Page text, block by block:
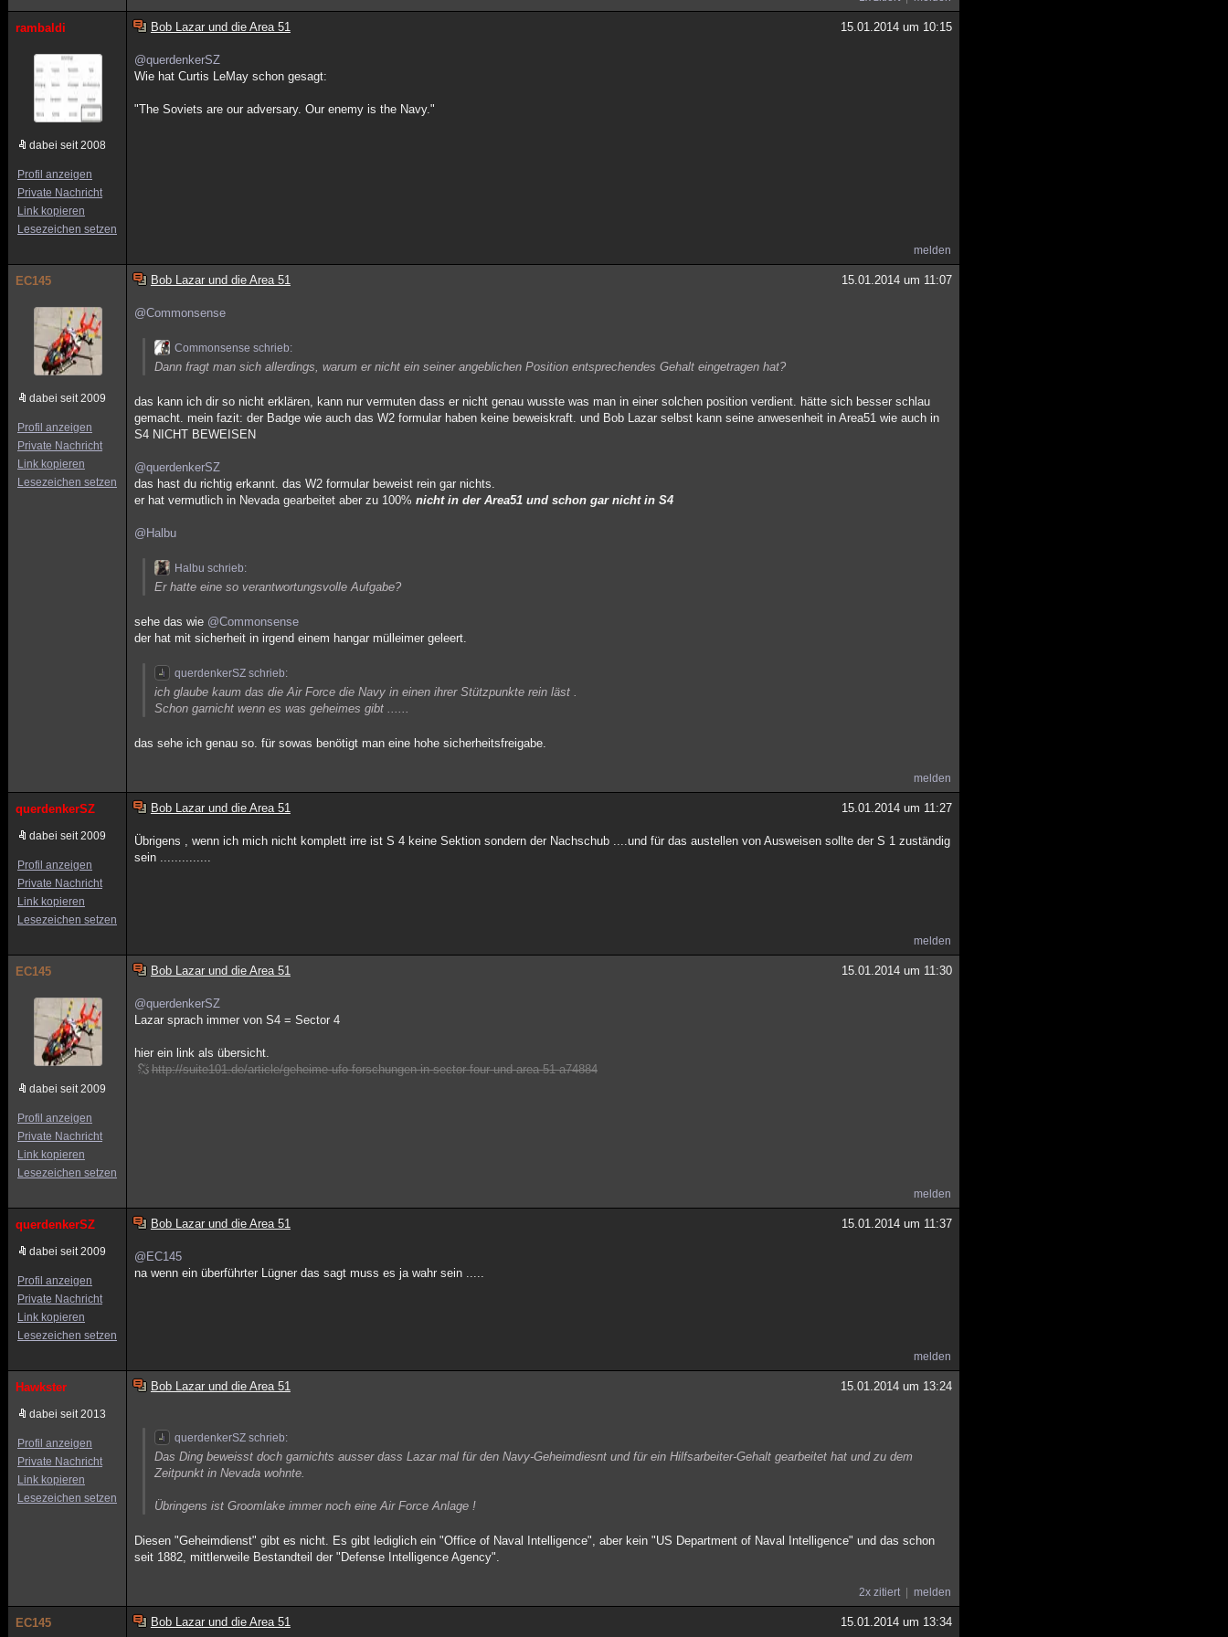
rambaldi
dabei seit 2008
Profil anzeigen
Private Nachricht
Link kopieren
Lesezeichen setzen
Bob Lazar und die Area 51 15.01.2014 um 10:15
@querdenkerSZ
Wie hat Curtis LeMay schon gesagt:
"The Soviets are our adversary. Our enemy is the Navy."
melden
EC145
dabei seit 2009
Profil anzeigen
Private Nachricht
Link kopieren
Lesezeichen setzen
Bob Lazar und die Area 51 15.01.2014 um 11:07
@Commonsense
Commonsense schrieb:
Dann fragt man sich allerdings, warum er nicht ein seiner angeblichen Position entsprechendes Gehalt eingetragen hat?
das kann ich dir so nicht erklären, kann nur vermuten dass er nicht genau wusste was man in einer solchen position verdient. hätte sich besser schlau
gemacht. mein fazit: der Badge wie auch das W2 formular haben keine beweiskraft. und Bob Lazar selbst kann seine anwesenheit in Area51 wie auch in
S4 NICHT BEWEISEN
@querdenkerSZ
das hast du richtig erkannt. das W2 formular beweist rein gar nichts.
er hat vermutlich in Nevada gearbeitet aber zu 100%nicht in der Area51 und schon gar nicht in S4
@Halbu
Halbu schrieb:
Er hatte eine so verantwortungsvolle Aufgabe?
sehe das wie @Commonsense
der hat mit sicherheit in irgend einem hangar mülleimer geleert.
querdenkerSZ schrieb:
ich glaube kaum das die Air Force die Navy in einen ihrer Stützpunkte rein läst .
Schon garnicht wenn es was geheimes gibt ......
das sehe ich genau so. für sowas benötigt man eine hohe sicherheitsfreigabe.
melden
querdenkerSZ
dabei seit 2009
Profil anzeigen
Private Nachricht
Link kopieren
Lesezeichen setzen
Bob Lazar und die Area 51 15.01.2014 um 11:27
Übrigens , wenn ich mich nicht komplett irre ist S 4 keine Sektion sondern der Nachschub ....und für das austellen von Ausweisen sollte der S 1 zuständig
sein ..............
melden
EC145
dabei seit 2009
Profil anzeigen
Private Nachricht
Link kopieren
Lesezeichen setzen
Bob Lazar und die Area 51 15.01.2014 um 11:30
@querdenkerSZ
Lazar sprach immer von S4 = Sector 4
hier ein link als übersicht.
http://suite101.de/article/geheime-ufo-forschungen-in-sector-four-und-area-51-a74884
melden
querdenkerSZ
dabei seit 2009
Profil anzeigen
Private Nachricht
Link kopieren
Lesezeichen setzen
Bob Lazar und die Area 51 15.01.2014 um 11:37
@EC145
na wenn ein überführter Lügner das sagt muss es ja wahr sein .....
melden
Hawkster
dabei seit 2013
Profil anzeigen
Private Nachricht
Link kopieren
Lesezeichen setzen
Bob Lazar und die Area 51 15.01.2014 um 13:24
querdenkerSZ schrieb:
Das Ding beweisst doch garnichts ausser dass Lazar mal für den Navy-Geheimdiesnt und für ein Hilfsarbeiter-Gehalt gearbeitet hat und zu dem
Zeitpunkt in Nevada wohnte.
Übringens ist Groomlake immer noch eine Air Force Anlage !
Diesen "Geheimdienst" gibt es nicht. Es gibt lediglich ein "Office of Naval Intelligence", aber kein "US Department of Naval Intelligence" und das schon
seit 1882, mittlerweile Bestandteil der "Defense Intelligence Agency".
2x zitiert melden
EC145 Bob Lazar und die Area 51 15.01.2014 um 13:34